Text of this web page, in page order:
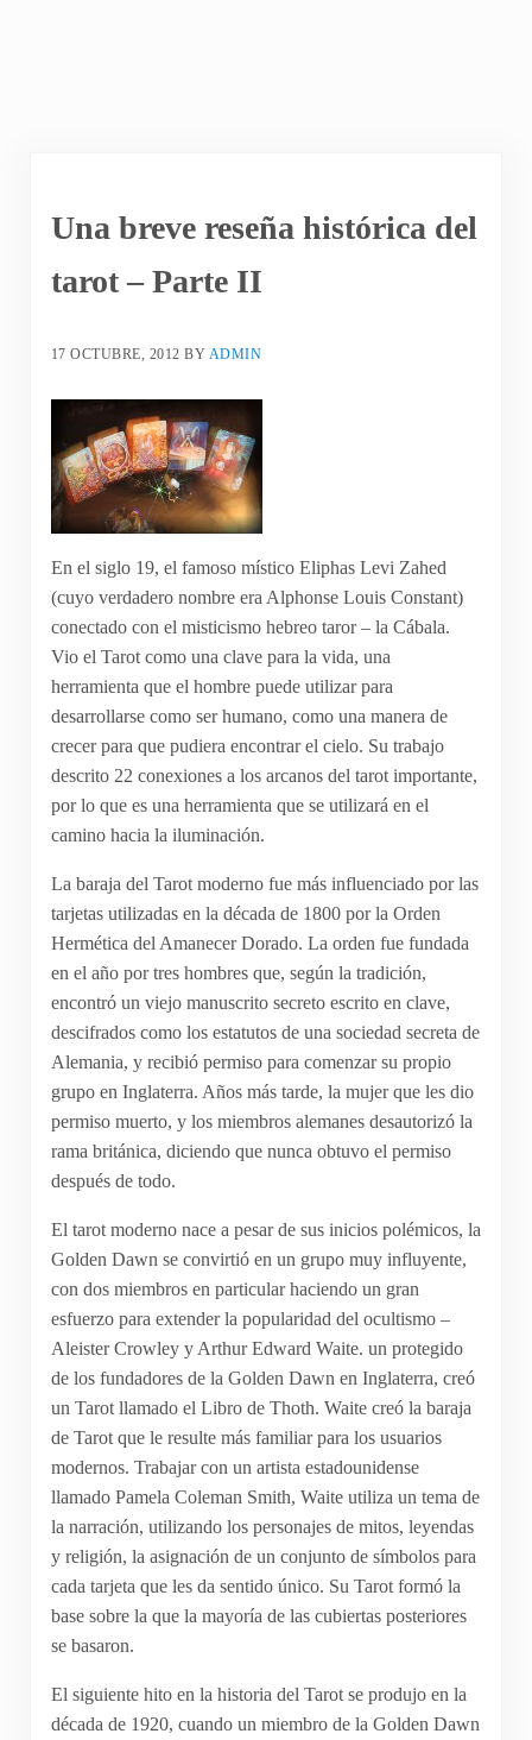
Una breve reseña histórica del
tarot – Parte II
17 OCTUBRE, 2012 BY ADMIN
En el siglo 19, el famoso místico Eliphas Levi Zahed
(cuyo verdadero nombre era Alphonse Louis Constant)
conectado con el misticismo hebreo taror – la Cábala.
Vio el Tarot como una clave para la vida, una
herramienta que el hombre puede utilizar para
desarrollarse como ser humano, como una manera de
crecer para que pudiera encontrar el cielo. Su trabajo
descrito 22 conexiones a los arcanos del tarot importante,
por lo que es una herramienta que se utilizará en el
camino hacia la iluminación.
La baraja del Tarot moderno fue más influenciado por las
tarjetas utilizadas en la década de 1800 por la Orden
Hermética del Amanecer Dorado. La orden fue fundada
en el año por tres hombres que, según la tradición,
encontró un viejo manuscrito secreto escrito en clave,
descifrados como los estatutos de una sociedad secreta de
Alemania, y recibió permiso para comenzar su propio
grupo en Inglaterra. Años más tarde, la mujer que les dio
permiso muerto, y los miembros alemanes desautorizó la
rama británica, diciendo que nunca obtuvo el permiso
después de todo.
El tarot moderno nace a pesar de sus inicios polémicos, la
Golden Dawn se convirtió en un grupo muy influyente,
con dos miembros en particular haciendo un gran
esfuerzo para extender la popularidad del ocultismo –
Aleister Crowley y Arthur Edward Waite. un protegido
de los fundadores de la Golden Dawn en Inglaterra, creó
un Tarot llamado el Libro de Thoth. Waite creó la baraja
de Tarot que le resulte más familiar para los usuarios
modernos. Trabajar con un artista estadounidense
llamado Pamela Coleman Smith, Waite utiliza un tema de
la narración, utilizando los personajes de mitos, leyendas
y religión, la asignación de un conjunto de símbolos para
cada tarjeta que les da sentido único. Su Tarot formó la
base sobre la que la mayoría de las cubiertas posteriores
se basaron.
El siguiente hito en la historia del Tarot se produjo en la
década de 1920, cuando un miembro de la Golden Dawn